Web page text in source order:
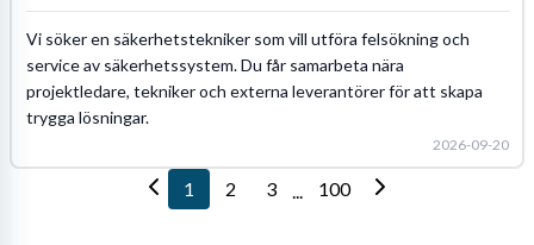
Vi söker en säkerhetstekniker som vill utföra felsökning och
service av säkerhetssystem. Du får samarbeta nära
projektledare, tekniker och externa leverantörer för att skapa
trygga lösningar.
2026-09-20
1 2 3 ... 100